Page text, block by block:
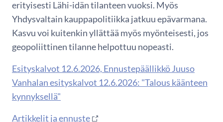
erityisesti Lähi-idän tilanteen vuoksi. Myös
Yhdysvaltain kauppapolitiikka jatkuu epävarmana.
Kasvu voi kuitenkin yllättää myös myönteisesti, jos
geopoliittinen tilanne helpottuu nopeasti.
Esityskalvot 12.6.2026, Ennustepäällikkö Juuso
Vanhalan esityskalvot 12.6.2026: "Talous käänteen
kynnyksellä"
Artikkelit ja ennuste